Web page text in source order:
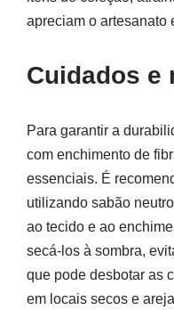
apreciam o artesanato
Cuidados e
Para garantir a
com enchimento de
essenciais. É
utilizando sabão
ao tecido e ao
secá-los à sombra,
que pode desbotar as
em locais secos e